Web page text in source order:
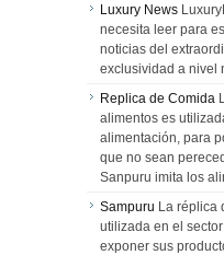
Luxury News
necesita leer para
noticias del
exclusividad a nivel
Replica de Comida
alimentos es
alimentación, para
que no sean
Sanpuru imita los
Sampuru La réplica
utilizada en el
exponer sus